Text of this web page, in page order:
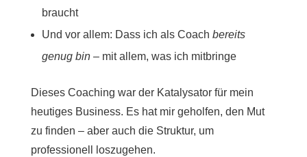
braucht
Und vor allem: Dass ich als Coach bereits
genug bin– mit allem, was ich mitbringe
Dieses Coaching war der Katalysator für mein
heutiges Business. Es hat mir geholfen, den Mut
zu finden – aber auch die Struktur, um
professionell loszugehen.